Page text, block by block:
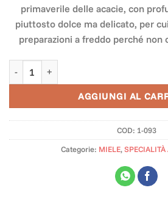
primaverile delle acacie, con
piuttosto dolce ma delicato, per
preparazioni a freddo perché non
AGGIUNGI AL
COD: 1-093
Categorie: MIELE,